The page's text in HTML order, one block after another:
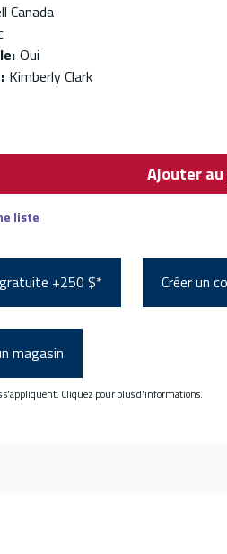
Canada
: Oui
: Kimberly Clark
Ajouter
liste
+250 $* Créer un
magasin
s'appliquent. Cliquez pour plus d'informations.